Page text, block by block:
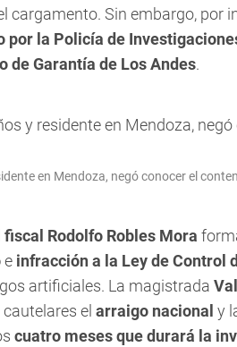
cargamento. Sin embargo, por
por la Policía de
de Garantía de Los Andes.
en Mendoza, negó conocer el
fiscal Rodolfo Robles Mora
e infracción a la Ley de Control
artificiales. La magistrada
el arraigo nacional y
cuatro meses que durará la